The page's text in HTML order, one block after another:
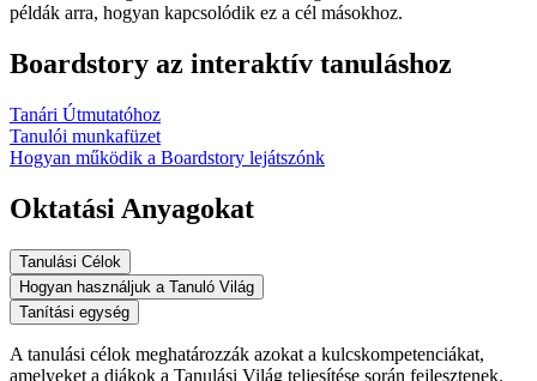
példák arra, hogyan kapcsolódik ez a cél másokhoz.
Boardstory az interaktív tanuláshoz
Tanári Útmutatóhoz
Tanulói munkafüzet
Hogyan működik a Boardstory lejátszónk
Oktatási Anyagokat
Tanulási Célok
Hogyan használjuk a Tanuló Világ
Tanítási egység
A tanulási célok meghatározzák azokat a kulcskompetenciákat,
amelyeket a diákok a Tanulási Világ teljesítése során fejlesztenek.